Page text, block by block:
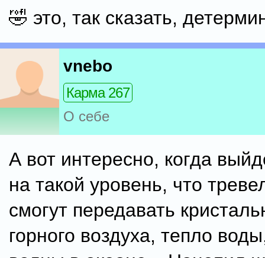
🤣 это, так сказать,
vnebo
Карма 267
О себе
А вот интересно, когда
на такой уровень, что
смогут передавать
горного воздуха, тепло